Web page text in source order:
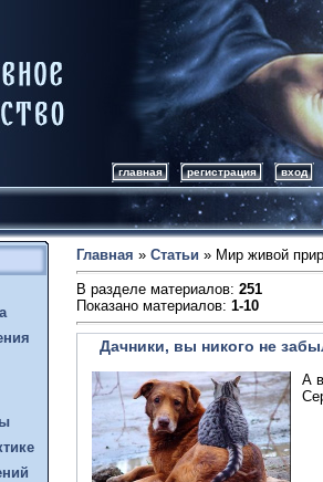
главная регистрация вход
Главная » Статьи » Мир живой
В разделе материалов: 251
Показано материалов: 1-10
Дачники, вы никого не
А